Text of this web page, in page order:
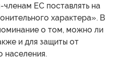
членам ЕС поставлять на
характера». В
о том, можно ли
и для защиты от
населения.